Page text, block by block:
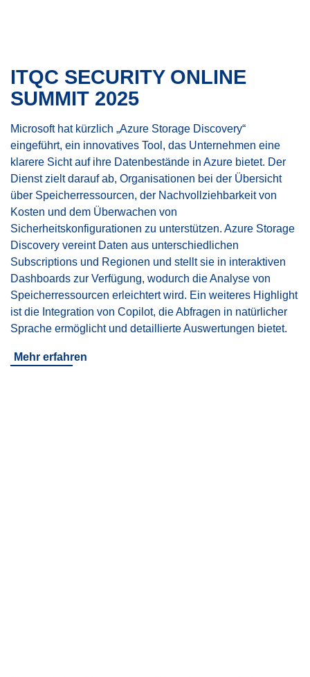
ITQC SECURITY ONLINE
SUMMIT 2025
Microsoft hat kürzlich „Azure Storage Discovery“
eingeführt, ein innovatives Tool, das Unternehmen eine
klarere Sicht auf ihre Datenbestände in Azure bietet. Der
Dienst zielt darauf ab, Organisationen bei der Übersicht
über Speicherressourcen, der Nachvollziehbarkeit von
Kosten und dem Überwachen von
Sicherheitskonfigurationen zu unterstützen. Azure Storage
Discovery vereint Daten aus unterschiedlichen
Subscriptions und Regionen und stellt sie in interaktiven
Dashboards zur Verfügung, wodurch die Analyse von
Speicherressourcen erleichtert wird. Ein weiteres Highlight
ist die Integration von Copilot, die Abfragen in natürlicher
Sprache ermöglicht und detaillierte Auswertungen bietet.
Mehr erfahren